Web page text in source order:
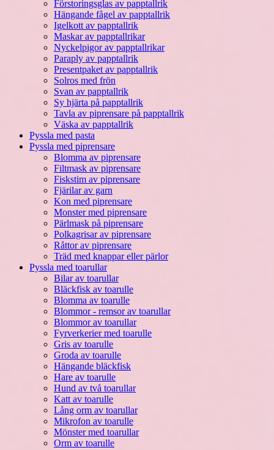
Förstoringsglas av papptallrik
Hängande fågel av papptallrik
Igelkott av papptallrik
Maskar av papptallrikar
Nyckelpigor av papptallrikar
Paraply av papptallrik
Presentpaket av papptallrik
Solros med frön
Svan av papptallrik
Sy hjärta på papptallrik
Tavla av piprensare på papptallrik
Väska av papptallrik
Pyssla med pasta
Pyssla med piprensare
Blomma av piprensare
Filtmask av piprensare
Fiskstim av piprensare
Fjärilar av garn
Kon med piprensare
Monster med piprensare
Pärlmask på piprensare
Polkagrisar av piprensare
Råttor av piprensare
Träd med knappar eller pärlor
Pyssla med toarullar
Bilar av toarullar
Bläckfisk av toarulle
Blomma av toarulle
Blommor - remsor av toarullar
Blommor av toarullar
Fyrverkerier med toarulle
Gris av toarulle
Groda av toarulle
Hängande bläckfisk
Hare av toarulle
Hund av två toarullar
Katt av toarulle
Lång orm av toarullar
Mikrofon av toarulle
Mönster med toarullar
Orm av toarulle